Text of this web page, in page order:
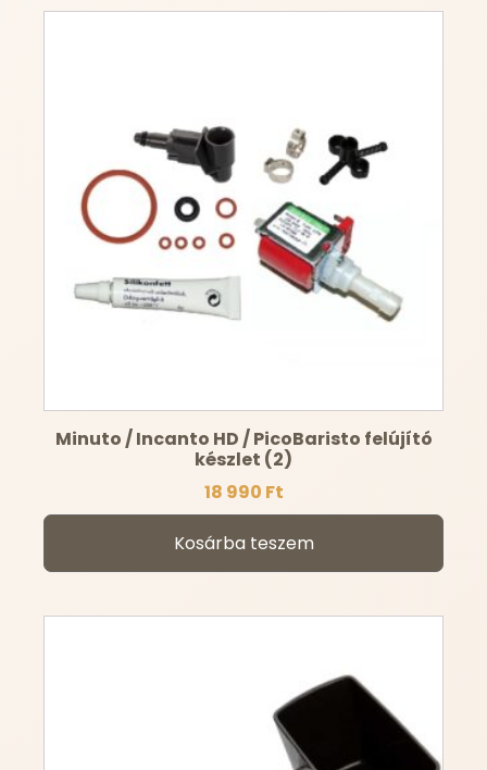
Minuto / Incanto HD / PicoBaristo felújító
készlet (2)
18 990 Ft
Kosárba teszem